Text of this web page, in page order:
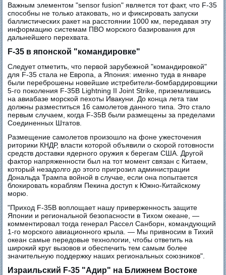
Важным элементом "sensor fusion" является тот факт, что F-35
способны не только атаковать, но и фиксировать запуски
баллистических ракет на расстоянии 1000 км, передавая эту
информацию системам ПВО морского базирования для
дальнейшего перехвата.
F-35 в японской "командировке"
Следует отметить, что первой зарубежной "командировкой"
для F-35 стала не Европа, а Япония: именно туда в январе
были переброшены новейшие истребители-бомбардировщики
5-го поколения F-35B Lightning II Joint Strike, приземлившись
на авиабазе морской пехоты Ивакуни. До конца лета там
должны разместиться 16 самолетов данного типа. Это стало
первым случаем, когда F-35B были размещены за пределами
Соединенных Штатов.
Размещение самолетов произошло на фоне ужесточения
риторики КНДР, власти которой объявили о скорой готовности
средств доставки ядерного оружия к берегам США. Другой
фактор напряженности был на тот момент связан с Китаем,
который незадолго до этого пригрозил администрации
Дональда Трампа войной в случае, если она попытается
блокировать кораблям Пекина доступ к Южно-Китайскому
морю.
"Приход F-35B воплощает нашу приверженность защите
Японии и региональной безопасности в Тихом океане, —
комментировал тогда генерал Рассел Санборн, командующий
1-го морского авиационного крыла. — Мы привносим в Тихий
океан самые передовые технологии, чтобы ответить на
широкий круг вызовов и обеспечить тем самым более
значительную поддержку наших региональных союзников".
Израильский F-35 "Адир" на Ближнем Востоке